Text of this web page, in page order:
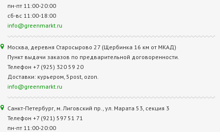
пн-пт 11:00-20:00
сб-вс 11:00-18:00
info@greenmarkt.ru
Москва, деревня Старосырово 27 (Щербинка 16 км от МКАД)
Пункт выдачи заказов по предварительной договоренности.
Телефон +7 (925) 320 59 20
Доставки: курьером, 5post, ozon.
info@greenmarkt.ru
Санкт-Петербург, м. Лиговский пр., ул. Марата 53, секция 3
Телефон +7 (921) 597 51 71
пн-пт 11:00-20:00